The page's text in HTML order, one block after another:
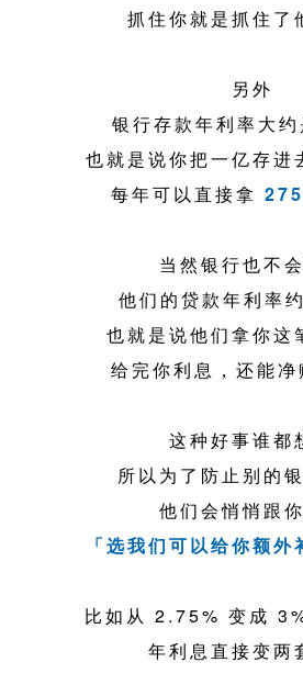
抓住你就是抓住了
另外
银行存款年利率大
也就是说你把一亿存进
每年可以直接拿
当然银行也不
他们的贷款年利率
也就是说他们拿你这
给完你利息，还能净
这种好事谁都
所以为了防止别的
他们会悄悄跟
「选我们可以给你额外
比如从 2.75% 变成
年利息直接变两